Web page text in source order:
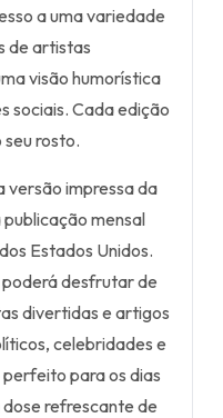
a uma variedade
de artistas
visão humorística
sociais. Cada edição
rosto.
versão impressa da
mensal
Estados Unidos.
poderá desfrutar de
divertidas e artigos
celebridades e
para os dias
refrescante de